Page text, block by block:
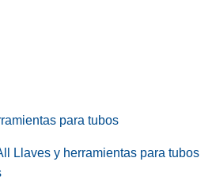
para tubos
Llaves y herramientas para tubos